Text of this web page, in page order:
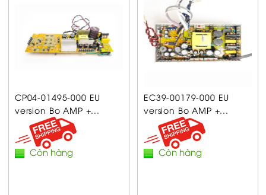
CP04-01495-000 EU
version Bo AMP +...
Còn hàng
EC39-00179-000 EU
version Bo AMP +...
Còn hàng